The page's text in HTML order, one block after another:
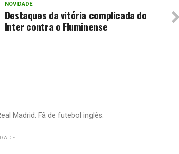
NOVIDADE
Destaques da vitória complicada do
Inter contra o Fluminense
Madrid. Fã de futebol inglês.